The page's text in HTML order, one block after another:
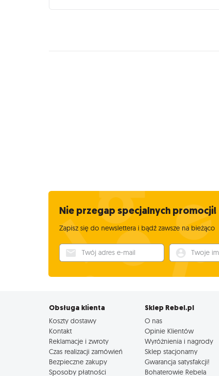
Nie przegap specjalnych promocji!
Zapisz się do newslettera i bądź zawsze na bieżąco
Twój adres e-mail Twoje imię
Obsługa klienta
Koszty dostawy
Kontakt
Reklamacje i zwroty
Czas realizacji zamówień
Bezpieczne zakupy
Sposoby płatności
Sklep Rebel.pl
O nas
Opinie Klientów
Wyróżnienia i nagrody
Sklep stacjonarny
Gwarancja satysfakcji!
Bohaterowie Rebela